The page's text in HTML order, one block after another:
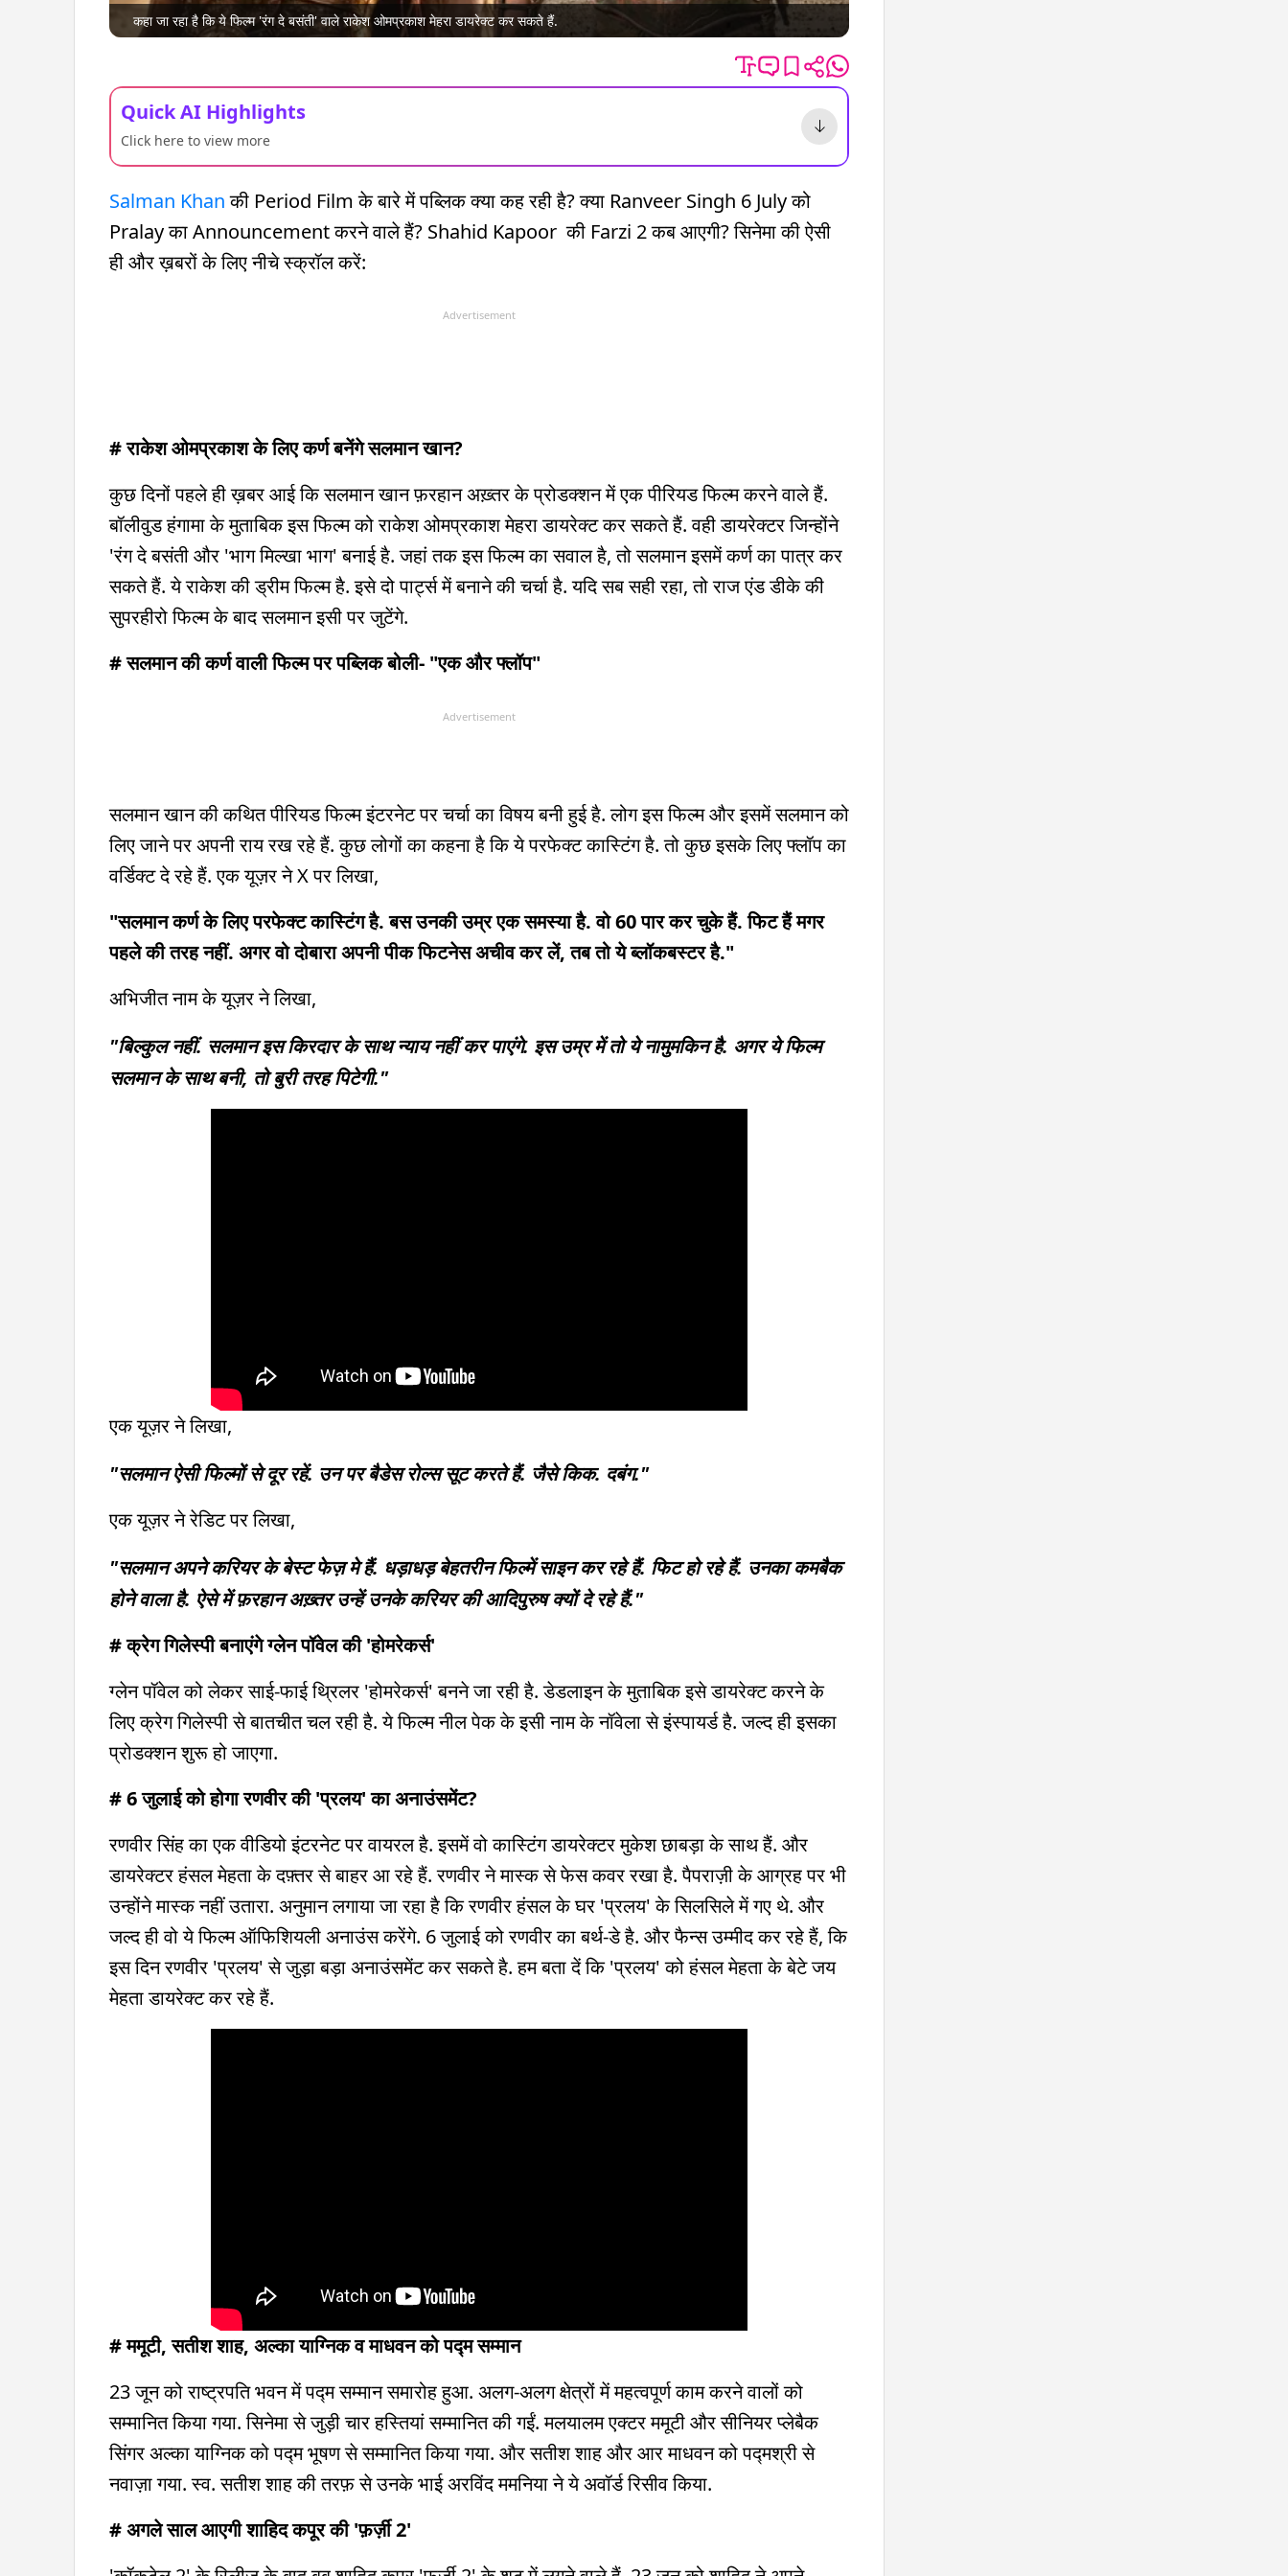
कहा जा रहा है कि ये फिल्म 'रंग दे बसंती' वाले राकेश ओमप्रकाश मेहरा डायरेक्ट कर सकते हैं.
Quick AI Highlights
Click here to view more
Salman Khanकी Period Film के बारे में पब्लिक क्या कह रही है? क्या Ranveer Singh 6 July को
Pralay का Announcement करने वाले हैं? Shahid Kapoor की Farzi 2 कब आएगी? सिनेमा की ऐसी
ही और ख़बरों के लिए नीचे स्क्रॉल करें:
Advertisement
# राकेश ओमप्रकाश के लिए कर्ण बनेंगे सलमान खान?
कुछ दिनों पहले ही ख़बर आई कि सलमान खान फ़रहान अख़्तर के प्रोडक्शन में एक पीरियड फिल्म करने वाले हैं.
बॉलीवुड हंगामा के मुताबिक इस फिल्म को राकेश ओमप्रकाश मेहरा डायरेक्ट कर सकते हैं. वही डायरेक्टर जिन्होंने
'रंग दे बसंती और 'भाग मिल्खा भाग' बनाई है. जहां तक इस फिल्म का सवाल है, तो सलमान इसमें कर्ण का पात्र कर
सकते हैं. ये राकेश की ड्रीम फिल्म है. इसे दो पार्ट्स में बनाने की चर्चा है. यदि सब सही रहा, तो राज एंड डीके की
सुपरहीरो फिल्म के बाद सलमान इसी पर जुटेंगे.
# सलमान की कर्ण वाली फिल्म पर पब्लिक बोली- "एक और फ्लॉप"
Advertisement
सलमान खान की कथित पीरियड फिल्म इंटरनेट पर चर्चा का विषय बनी हुई है. लोग इस फिल्म और इसमें सलमान को
लिए जाने पर अपनी राय रख रहे हैं. कुछ लोगों का कहना है कि ये परफेक्ट कास्टिंग है. तो कुछ इसके लिए फ्लॉप का
वर्डिक्ट दे रहे हैं. एक यूज़र ने X पर लिखा,
"सलमान कर्ण के लिए परफेक्ट कास्टिंग है. बस उनकी उम्र एक समस्या है. वो 60 पार कर चुके हैं. फिट हैं मगर
पहले की तरह नहीं. अगर वो दोबारा अपनी पीक फिटनेस अचीव कर लें, तब तो ये ब्लॉकबस्टर है."
अभिजीत नाम के यूज़र ने लिखा,
"बिल्कुल नहीं. सलमान इस किरदार के साथ न्याय नहीं कर पाएंगे. इस उम्र में तो ये नामुमकिन है. अगर ये फिल्म
सलमान के साथ बनी, तो बुरी तरह पिटेगी."
एक यूज़र ने लिखा,
"सलमान ऐसी फिल्मों से दूर रहें. उन पर बैडेस रोल्स सूट करते हैं. जैसे किक. दबंग."
एक यूज़र ने रेडिट पर लिखा,
"सलमान अपने करियर के बेस्ट फेज़ मे हैं. धड़ाधड़ बेहतरीन फिल्में साइन कर रहे हैं. फिट हो रहे हैं. उनका कमबैक
होने वाला है. ऐसे में फ़रहान अख़्तर उन्हें उनके करियर की आदिपुरुष क्यों दे रहे हैं."
# क्रेग गिलेस्पी बनाएंगे ग्लेन पॉवेल की 'होमरेकर्स'
ग्लेन पॉवेल को लेकर साई-फाई थ्रिलर 'होमरेकर्स' बनने जा रही है. डेडलाइन के मुताबिक इसे डायरेक्ट करने के
लिए क्रेग गिलेस्पी से बातचीत चल रही है. ये फिल्म नील पेक के इसी नाम के नॉवेला से इंस्पायर्ड है. जल्द ही इसका
प्रोडक्शन शुरू हो जाएगा.
# 6 जुलाई को होगा रणवीर की 'प्रलय' का अनाउंसमेंट?
रणवीर सिंह का एक वीडियो इंटरनेट पर वायरल है. इसमें वो कास्टिंग डायरेक्टर मुकेश छाबड़ा के साथ हैं. और
डायरेक्टर हंसल मेहता के दफ़्तर से बाहर आ रहे हैं. रणवीर ने मास्क से फेस कवर रखा है. पैपराज़ी के आग्रह पर भी
उन्होंने मास्क नहीं उतारा. अनुमान लगाया जा रहा है कि रणवीर हंसल के घर 'प्रलय' के सिलसिले में गए थे. और
जल्द ही वो ये फिल्म ऑफिशियली अनाउंस करेंगे. 6 जुलाई को रणवीर का बर्थ-डे है. और फैन्स उम्मीद कर रहे हैं, कि
इस दिन रणवीर 'प्रलय' से जुड़ा बड़ा अनाउंसमेंट कर सकते है. हम बता दें कि 'प्रलय' को हंसल मेहता के बेटे जय
मेहता डायरेक्ट कर रहे हैं.
# ममूटी, सतीश शाह, अल्का याग्निक व माधवन को पद्म सम्मान
23 जून को राष्ट्रपति भवन में पद्म सम्मान समारोह हुआ. अलग-अलग क्षेत्रों में महत्वपूर्ण काम करने वालों को
सम्मानित किया गया. सिनेमा से जुड़ी चार हस्तियां सम्मानित की गईं. मलयालम एक्टर ममूटी और सीनियर प्लेबैक
सिंगर अल्का याग्निक को पद्म भूषण से सम्मानित किया गया. और सतीश शाह और आर माधवन को पद्मश्री से
नवाज़ा गया. स्व. सतीश शाह की तरफ़ से उनके भाई अरविंद ममनिया ने ये अवॉर्ड रिसीव किया.
# अगले साल आएगी शाहिद कपूर की 'फ़र्ज़ी 2'